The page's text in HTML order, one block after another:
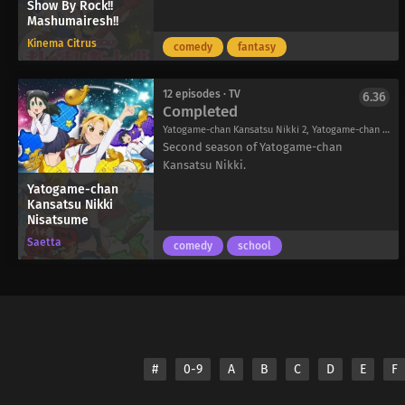
yang legendaris-pahlawan perang yang
terjadi tiga ratus tahun yang lalu, dengan
Count mereka.
Saat berkeliling, Hina bertemu dengan
Licht Bach, seorang pria bertopeng
misterius dengan Count negatif, dan
Nana, pemilik sebuah kedai minuman. Di
hitungannya negatif, Licht
menyelamatkan Hina dan
menemukan kebenaran tentang dunia
mereka, Abyss, dan kartu As yang
Show By Rock!!
Mashumairesh!!
Kinema Citrus comedy fantasy
Yatogame-chan
Kansatsu Nikki
Nisatsume
Saetta
12 episodes · TV
Completed
Yatogame-chan Kansatsu Nikki 2, Yatogame-chan Kansatsu Nikki 2nd Season, Yatogame-chan Kansatsu Nikki Second Season, Yatogame-chan Kansatsu Nikki 2-satsume, 八十亀ちゃんかんさつにっき 2さつめ
6.36
Second season of Yatogame-chan
Kansatsu Nikki.
comedy school
# 0-9 A B C D E F